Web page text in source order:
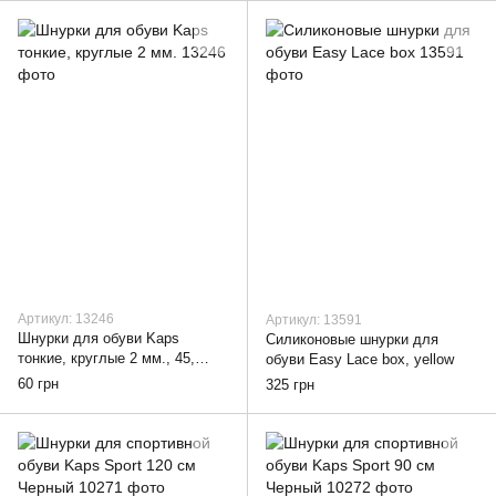
Артикул: 13246
Шнурки для обуви Kaps
тонкие, круглые 2 мм., 45,
white
60 грн
Артикул: 13591
Силиконовые шнурки для
обуви Easy Lace box, yellow
325 грн